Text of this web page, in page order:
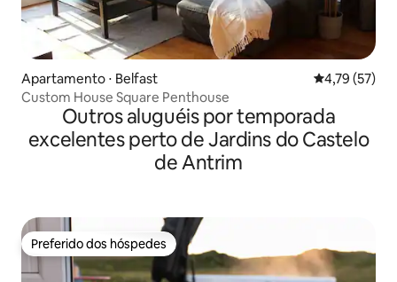
Apartamento ⋅ Belfast 4,79 de uma
4,79 (57)
Custom House Square Penthouse
Outros aluguéis por temporada
excelentes perto de Jardins do Castelo
de Antrim
Preferido dos hóspedes
Preferido dos hóspedes